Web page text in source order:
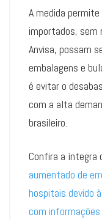
A medida
importados, sem
Anvisa, possam
embalagens e
é evitar o
com a alta
brasileiro.
Confira a íntegra
aumentado de
hospitais devido
com